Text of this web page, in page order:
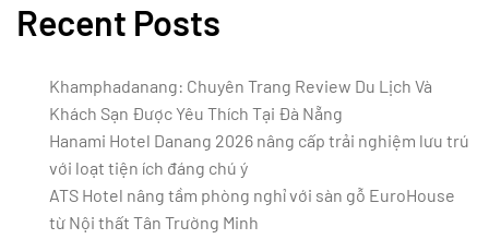
Recent Posts
Khamphadanang: Chuyên Trang Review Du Lịch Và
Khách Sạn Được Yêu Thích Tại Đà Nẵng
Hanami Hotel Danang 2026 nâng cấp trải nghiệm lưu trú
với loạt tiện ích đáng chú ý
ATS Hotel nâng tầm phòng nghỉ với sàn gỗ EuroHouse
từ Nội thất Tân Trường Minh